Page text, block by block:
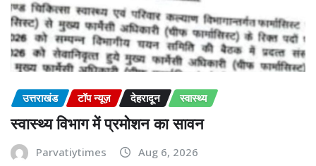
उत्तराखंड टॉप न्यूज़ देहरादून स्वास्थ्य
स्वास्थ्य विभाग में प्रमोशन का सावन
Parvatiytimes Aug 6, 2026